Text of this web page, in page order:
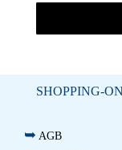
SHOPPING-
➥ AGB